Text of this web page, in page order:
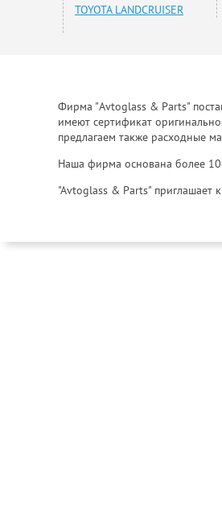
TOYOTA LANDCRUISER
Фирма "Avtoglass & Parts"
имеют сертификат
предлагаем также расходные
Наша фирма основана более 10
"Avtoglass & Parts" приглашает